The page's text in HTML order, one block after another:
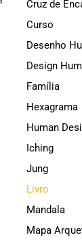
Cruz de
Curso
Desenho
Design
Família
Hexagrama
Human
Iching
Jung
Livro
Mandala
Mapa